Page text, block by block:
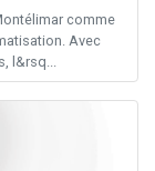
comme
Avec
l&rsq...